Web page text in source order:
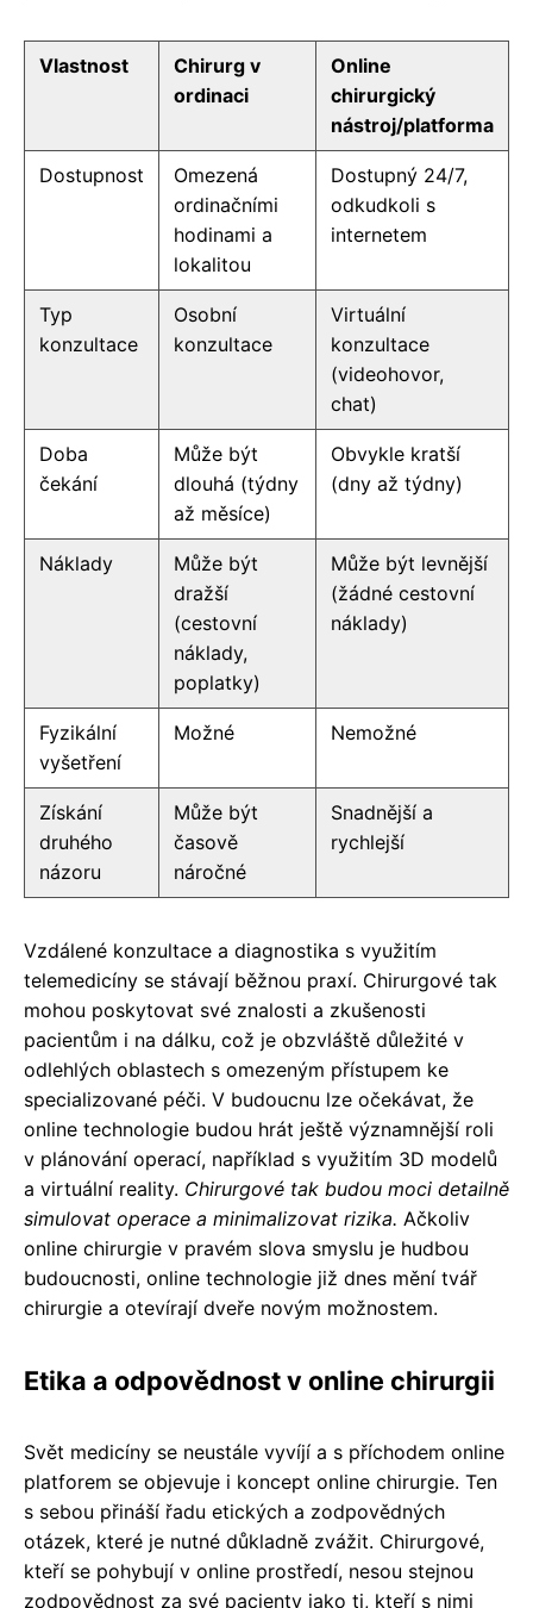
Vlastnost
Chirurg v
ordinaci
Online
chirurgický
nástroj/platforma
Dostupnost
Omezená
ordinačními
hodinami a
lokalitou
Dostupný 24/7,
odkudkoli s
internetem
Typ
konzultace
Osobní
konzultace
Virtuální
konzultace
(videohovor,
chat)
Doba
čekání
Může být
dlouhá (týdny
až měsíce)
Obvykle kratší
(dny až týdny)
Náklady
Může být
dražší
(cestovní
náklady,
poplatky)
Může být levnější
(žádné cestovní
náklady)
Fyzikální
vyšetření
Možné Nemožné
Získání
druhého
názoru
Může být
časově
náročné
Snadnější a
rychlejší
Vzdálené konzultace a diagnostika s využitím
telemedicíny se stávají běžnou praxí. Chirurgové tak
mohou poskytovat své znalosti a zkušenosti
pacientům i na dálku, což je obzvláště důležité v
odlehlých oblastech s omezeným přístupem ke
specializované péči. V budoucnu lze očekávat, že
online technologie budou hrát ještě významnější roli
v plánování operací, například s využitím 3D modelů
a virtuální reality. Chirurgové tak budou moci detailně
simulovat operace a minimalizovat rizika. Ačkoliv
online chirurgie v pravém slova smyslu je hudbou
budoucnosti, online technologie již dnes mění tvář
chirurgie a otevírají dveře novým možnostem.
Etika a odpovědnost v online chirurgii
Svět medicíny se neustále vyvíjí a s příchodem online
platforem se objevuje i koncept online chirurgie. Ten
s sebou přináší řadu etických a zodpovědných
otázek, které je nutné důkladně zvážit. Chirurgové,
kteří se pohybují v online prostředí, nesou stejnou
zodpovědnost za své pacienty jako ti, kteří s nimi